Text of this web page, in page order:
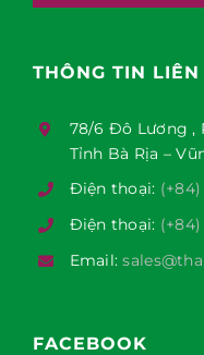
THÔNG TIN LIÊN
78/6 Đô Lương ,
Tỉnh Bà Rịa –
Điện thoại:
Điện thoại:
Email:
FACEBOOK